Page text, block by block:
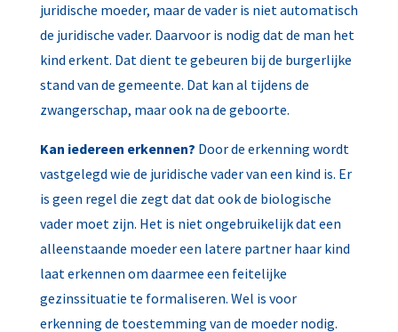
juridische moeder, maar de vader is niet automatisch
de juridische vader. Daarvoor is nodig dat de man het
kind erkent. Dat dient te gebeuren bij de burgerlijke
stand van de gemeente. Dat kan al tijdens de
zwangerschap, maar ook na de geboorte.
Kan iedereen erkennen? Door de erkenning wordt
vastgelegd wie de juridische vader van een kind is. Er
is geen regel die zegt dat dat ook de biologische
vader moet zijn. Het is niet ongebruikelijk dat een
alleenstaande moeder een latere partner haar kind
laat erkennen om daarmee een feitelijke
gezinssituatie te formaliseren. Wel is voor
erkenning de toestemming van de moeder nodig.